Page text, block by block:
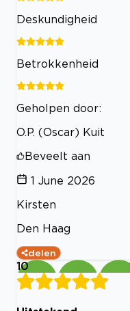
Deskundigheid
Betrokkenheid
Geholpen door:
O.P. (Oscar) Kuit
Beveelt aan
1 June 2026
Kirsten
Den Haag
delen
10